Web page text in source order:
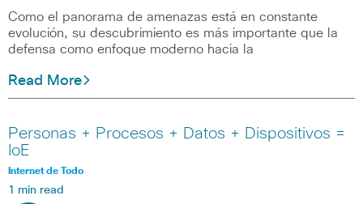
Como el panorama de amenazas está en constante
evolución, su descubrimiento es más importante que la
defensa como enfoque moderno hacia la
Read More
Personas + Procesos + Datos + Dispositivos =
IoE
Internet de Todo
1 min read